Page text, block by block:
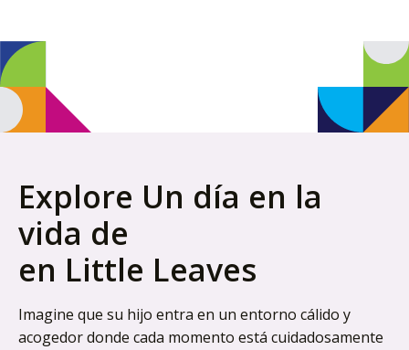
Explore Un día en la
vida de
en Little Leaves
Imagine que su hijo entra en un entorno cálido y
acogedor donde cada momento está cuidadosamente